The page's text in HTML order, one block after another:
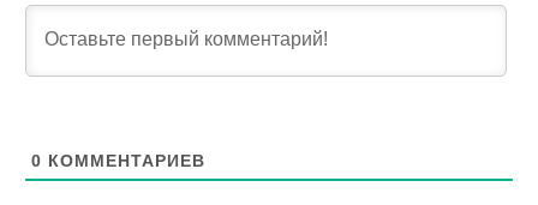
0 КОММЕНТАРИЕВ